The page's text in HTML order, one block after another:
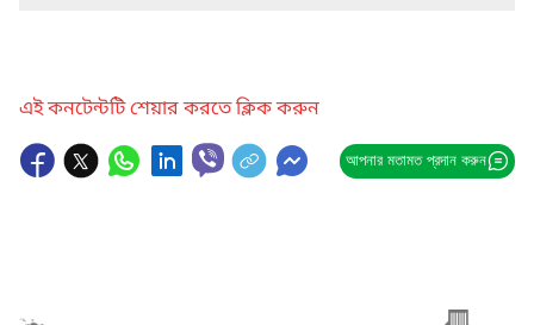
এই কনটেন্টটি শেয়ার করতে ক্লিক করুন
আপনার মতামত প্রদান করুন